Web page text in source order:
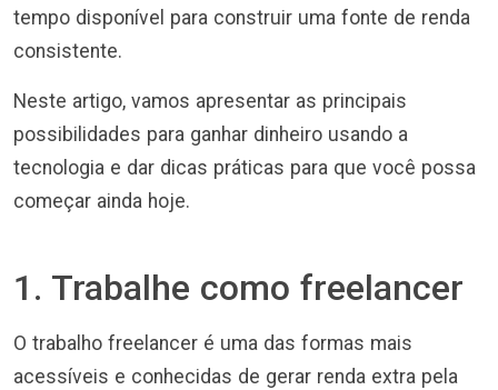
tempo disponível para construir uma fonte de renda
consistente.
Neste artigo, vamos apresentar as principais
possibilidades para ganhar dinheiro usando a
tecnologia e dar dicas práticas para que você possa
começar ainda hoje.
1. Trabalhe como freelancer
O trabalho freelancer é uma das formas mais
acessíveis e conhecidas de gerar renda extra pela